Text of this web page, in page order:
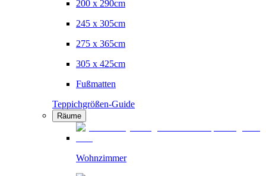
200 x 290cm
245 x 305cm
275 x 365cm
305 x 425cm
Fußmatten
Teppichgrößen-Guide
Räume
Wohnzimmer